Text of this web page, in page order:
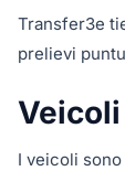
Transfer3e
prelievi
I veicoli